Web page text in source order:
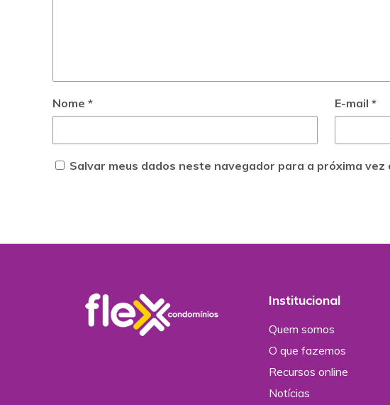
Nome* E-mail*
Salvar meus dados neste navegador para a próxima vez
Institucional
Quem somos
O que fazemos
Recursos online
Notícias